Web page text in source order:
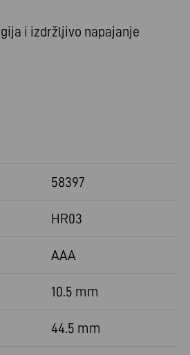
i izdržljivo napajanje
58397
HR03
AAA
10.5 mm
44.5 mm